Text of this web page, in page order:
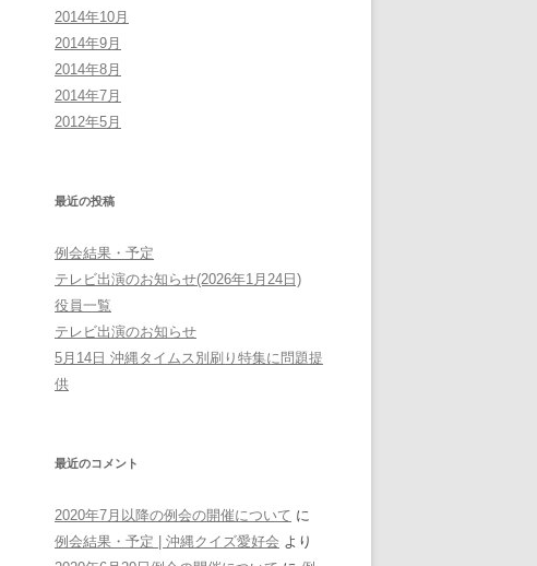
2014年10月
2014年9月
2014年8月
2014年7月
2012年5月
最近の投稿
例会結果・予定
テレビ出演のお知らせ(2026年1月24日)
役員一覧
テレビ出演のお知らせ
5月14日 沖縄タイムス別刷り特集に問題提
供
最近のコメント
2020年7月以降の例会の開催について に
例会結果・予定 | 沖縄クイズ愛好会 より